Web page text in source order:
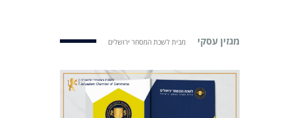
מגזין עסקי מבית לשכת המסחר ירושלים